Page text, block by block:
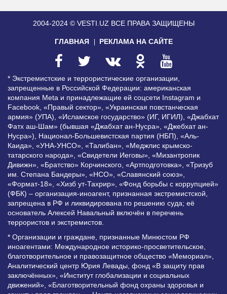
2004-2024 © VESTI.UZ ВСЕ ПРАВА ЗАЩИЩЕНЫ
ГЛАВНАЯ РЕКЛАМА НА САЙТЕ
* Экстремистские и террористические организации,
запрещенные в Российской Федерации: американская
компания Meta и принадлежащие ей соцсети Instagram и
Facebook, «Правый сектор», «Украинская повстанческая
армия» (УПА), «Исламское государство» (ИГ, ИГИЛ), «Джабхат
Фатх аш-Шам» (бывшая «Джабхат ан-Нусра», «Джебхат ан-
Нусра»), Национал-Большевистская партия (НБП), «Аль-
Каида», «УНА-УНСО», «Талибан», «Меджлис крымско-
татарского народа», «Свидетели Иеговы», «Мизантропик
Дивижн», «Братство» Корчинского, «Артподготовка», «Тризуб
им. Степана Бандеры», «НСО», «Славянский союз»,
«Формат-18», «Хизб ут-Тахрир», «Фонд борьбы с коррупцией»
(ФБК) – организация-иноагент, признанная экстремистской,
запрещена в РФ и ликвидирована по решению суда; её
основатель Алексей Навальный включён в перечень
террористов и экстремистов.
* Организации и граждане, признанные Минюстом РФ
иноагентами: Международное историко-просветительское,
благотворительное и правозащитное общество «Мемориал»,
Аналитический центр Юрия Левады, фонд «В защиту прав
заключённых», «Институт глобализации и социальных
движений», «Благотворительный фонд охраны здоровья и